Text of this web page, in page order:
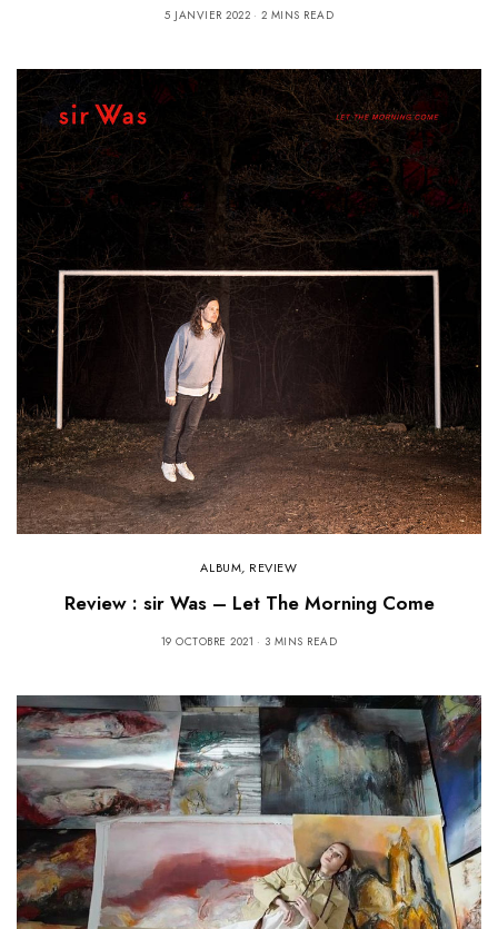
5 JANVIER 2022 2 MINS READ
ALBUM, REVIEW
Review : sir Was – Let The Morning Come
19 OCTOBRE 2021 3 MINS READ